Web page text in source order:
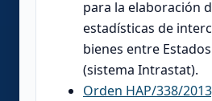
para la elaboración
estadísticas de
bienes entre
(sistema Intrastat).
Orden HAP/338/